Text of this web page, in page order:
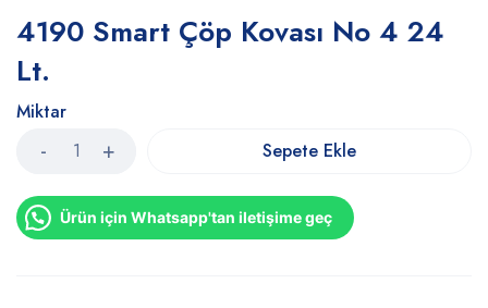
4190 Smart Çöp Kovası No 4 24
Lt.
Miktar
Sepete Ekle
Ürün için Whatsapp'tan iletişime geç